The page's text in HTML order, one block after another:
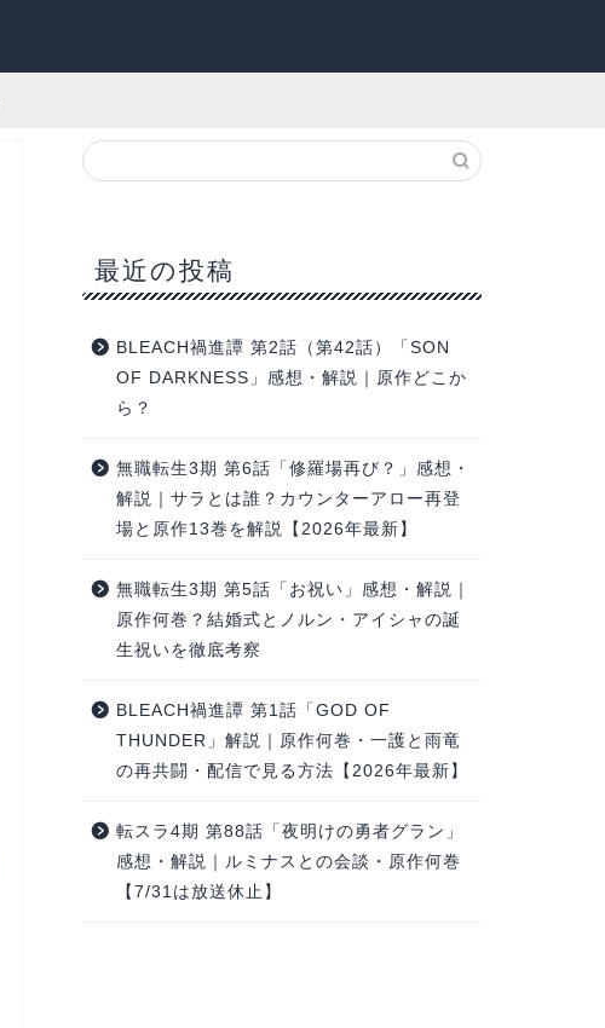
最近の投稿
BLEACH禍進譚 第2話（第42話）「SON
OF DARKNESS」感想・解説｜原作どこか
ら？
無職転生3期 第6話「修羅場再び？」感想・
解説｜サラとは誰？カウンターアロー再登
場と原作13巻を解説【2026年最新】
無職転生3期 第5話「お祝い」感想・解説｜
原作何巻？結婚式とノルン・アイシャの誕
生祝いを徹底考察
BLEACH禍進譚 第1話「GOD OF
THUNDER」解説｜原作何巻・一護と雨竜
の再共闘・配信で見る方法【2026年最新】
転スラ4期 第88話「夜明けの勇者グラン」
感想・解説｜ルミナスとの会談・原作何巻
【7/31は放送休止】